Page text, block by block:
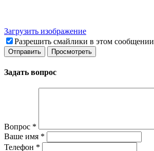
Загрузить изображение
Разрешить смайлики в этом сообщении
Задать вопрос
Вопрос *
Ваше имя *
Телефон *